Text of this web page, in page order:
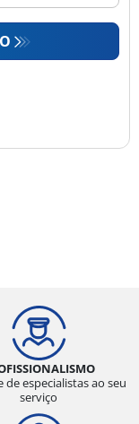
de especialistas ao seu
serviço